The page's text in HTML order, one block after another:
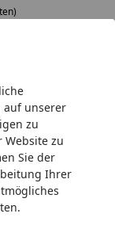
auf unserer
zu
zu
Sie der
Ihrer
Charly